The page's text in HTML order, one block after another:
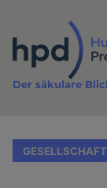
Inhalt
Der säkulare
GESELLSCHAFT